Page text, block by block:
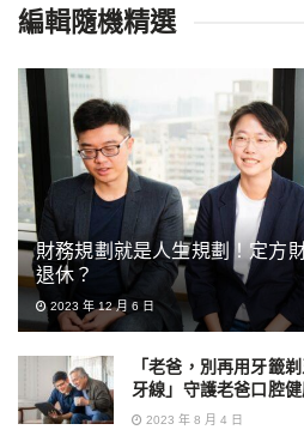
編輯隨機精選
財務規劃就是人生規劃！定方
退休？
2023 年 12 月 6 日
「老爸，別再用牙籤
牙線」守護老爸口腔
2023 年 8 月 4 日